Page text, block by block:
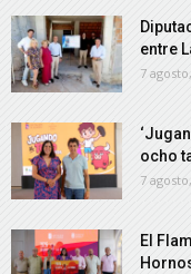
entre
7
ocho
7
El